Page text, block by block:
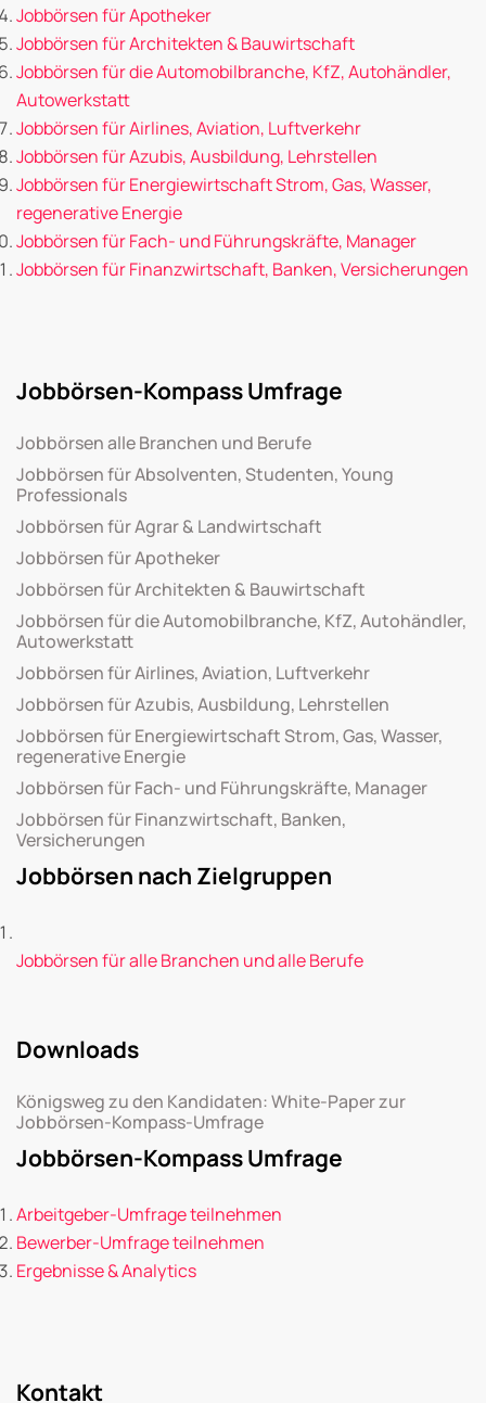
Jobbörsen für Apotheker
Jobbörsen für Architekten & Bauwirtschaft
Jobbörsen für die Automobilbranche, KfZ, Autohändler,
Autowerkstatt
Jobbörsen für Airlines, Aviation, Luftverkehr
Jobbörsen für Azubis, Ausbildung, Lehrstellen
Jobbörsen für Energiewirtschaft Strom, Gas, Wasser,
regenerative Energie
Jobbörsen für Fach- und Führungskräfte, Manager
Jobbörsen für Finanzwirtschaft, Banken, Versicherungen
Jobbörsen-Kompass Umfrage
Jobbörsen alle Branchen und Berufe
Jobbörsen für Absolventen, Studenten, Young
Professionals
Jobbörsen für Agrar & Landwirtschaft
Jobbörsen für Apotheker
Jobbörsen für Architekten & Bauwirtschaft
Jobbörsen für die Automobilbranche, KfZ, Autohändler,
Autowerkstatt
Jobbörsen für Airlines, Aviation, Luftverkehr
Jobbörsen für Azubis, Ausbildung, Lehrstellen
Jobbörsen für Energiewirtschaft Strom, Gas, Wasser,
regenerative Energie
Jobbörsen für Fach- und Führungskräfte, Manager
Jobbörsen für Finanzwirtschaft, Banken,
Versicherungen
Jobbörsen nach Zielgruppen
Jobbörsen für alle Branchen und alle Berufe
Downloads
Königsweg zu den Kandidaten: White-Paper zur
Jobbörsen-Kompass-Umfrage
Jobbörsen-Kompass Umfrage
Arbeitgeber-Umfrage teilnehmen
Bewerber-Umfrage teilnehmen
Ergebnisse & Analytics
Kontakt